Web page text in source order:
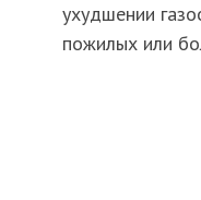
ухудшении
пожилых или